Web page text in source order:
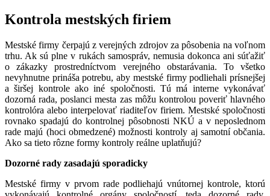
Kontrola mestských firiem
Mestské firmy čerpajú z verejných zdrojov za pôsobenia na voľnom
trhu. Ak sú plne v rukách samospráv, nemusia dokonca ani súťažiť
o zákazky prostredníctvom verejného obstarávania. To všetko
nevyhnutne prináša potrebu, aby mestské firmy podliehali prísnejšej
a širšej kontrole ako iné spoločnosti. Tú má interne vykonávať
dozorná rada, poslanci mesta zas môžu kontrolou poveriť hlavného
kontrolóra alebo interpelovať riaditeľov firiem. Mestské spoločnosti
rovnako spadajú do kontrolnej pôsobnosti NKÚ a v neposlednom
rade majú (hoci obmedzené) možnosti kontroly aj samotní občania.
Ako sa tieto rôzne formy kontroly reálne uplatňujú?
Dozorné rady zasadajú sporadicky
Mestské firmy v prvom rade podliehajú vnútornej kontrole, ktorú